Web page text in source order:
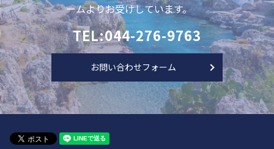
ームよりお受けしています。
TEL:044-276-9763
お問い合わせフォーム